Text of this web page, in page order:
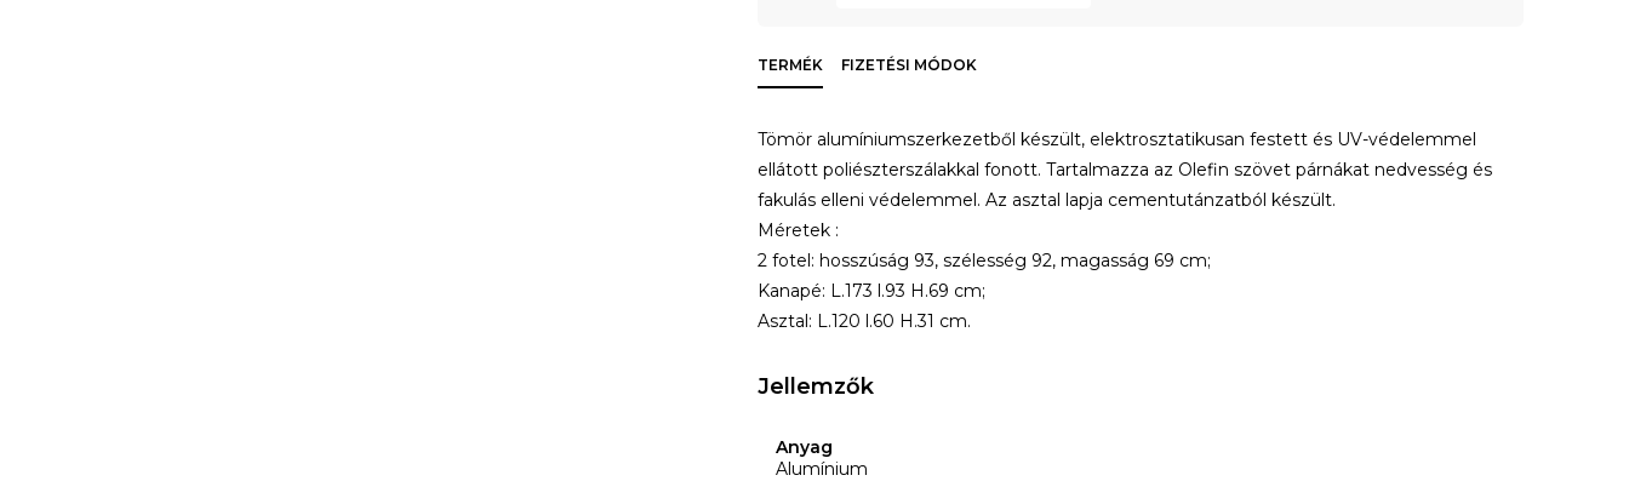
TERMÉK FIZETÉSI MÓDOK
Tömör alumíniumszerkezetből készült, elektrosztatikusan festett és UV-védelemmel
ellátott poliészterszálakkal fonott. Tartalmazza az Olefin szövet párnákat nedvesség és
fakulás elleni védelemmel. Az asztal lapja cementutánzatból készült.
Méretek :
2 fotel: hosszúság 93, szélesség 92, magasság 69 cm;
Kanapé: L.173 l.93 H.69 cm;
Asztal: L.120 l.60 H.31 cm.
Jellemzők
Anyag
Alumínium